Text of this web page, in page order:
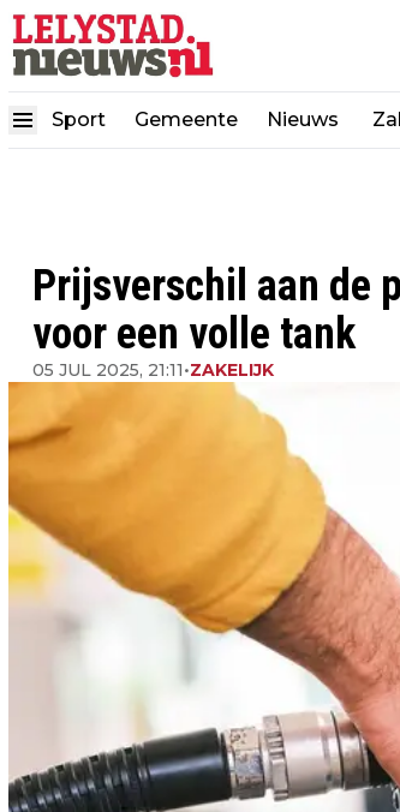
Sport Gemeente Nieuws
Prijsverschil aan de
voor een volle tank
05 JUL 2025, 21:11•ZAKELIJK